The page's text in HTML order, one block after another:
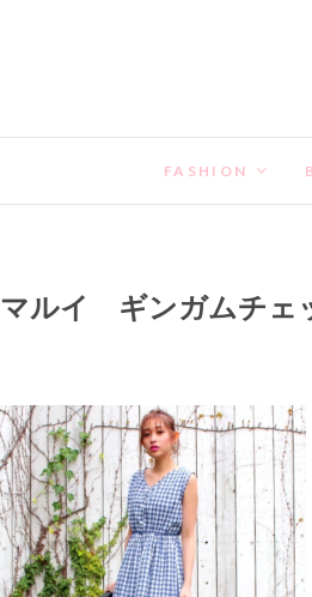
FASHION
マルイ ギンガムチ